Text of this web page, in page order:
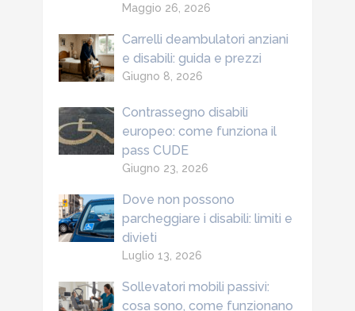
Maggio 26, 2026
Carrelli deambulatori anziani
e disabili: guida e prezzi
Giugno 8, 2026
Contrassegno disabili
europeo: come funziona il
pass CUDE
Giugno 23, 2026
Dove non possono
parcheggiare i disabili: limiti e
divieti
Luglio 13, 2026
Sollevatori mobili passivi:
cosa sono, come funzionano